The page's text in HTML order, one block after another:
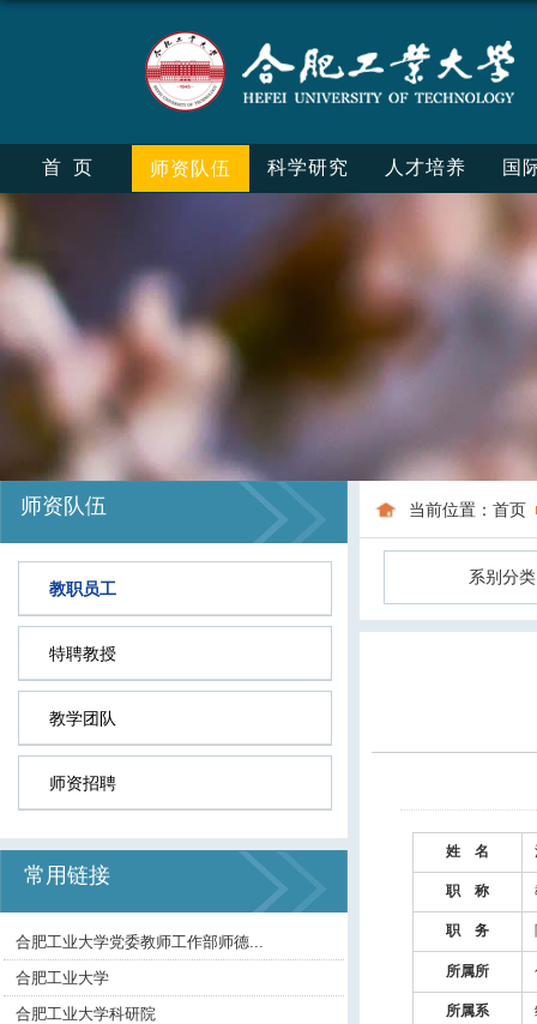
首页 师资队伍 科学研究 人才培养 国
师资队伍
教职员工
特聘教授
教学团队
师资招聘
常用链接
合肥工业大学党委教师工作部师德...
合肥工业大学
合肥工业大学科研院
当前位置： 首页
系别分类
姓 名
职 称
职 务
所属所
所属系